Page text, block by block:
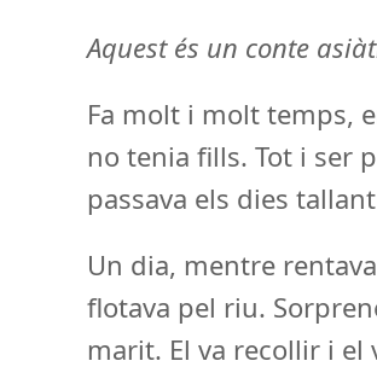
Aquest és un conte
Fa molt i molt temps,
no tenia fills. Tot i ser
passava els dies
Un dia, mentre
flotava pel riu.
marit. El va recollir i el